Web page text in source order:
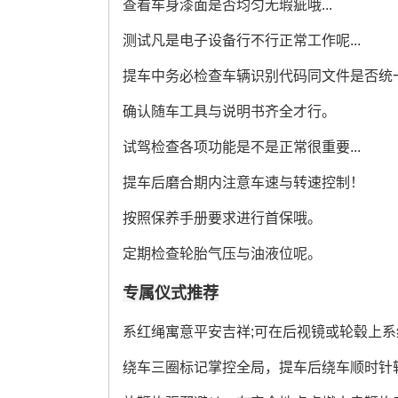
查看车身漆面是否均匀无瑕疵哦...
测试凡是电子设备行不行正常工作呢...
提车中务必检查车辆识别代码同文件是否统
确认随车工具与说明书齐全才行。
试驾检查各项功能是不是正常很重要...
提车后磨合期内注意车速与转速控制！
按照保养手册要求进行首保哦。
定期检查轮胎气压与油液位呢。
专属仪式推荐
系红绳寓意平安吉祥;可在后视镜或轮毂上系
绕车三圈标记掌控全局，提车后绕车顺时针